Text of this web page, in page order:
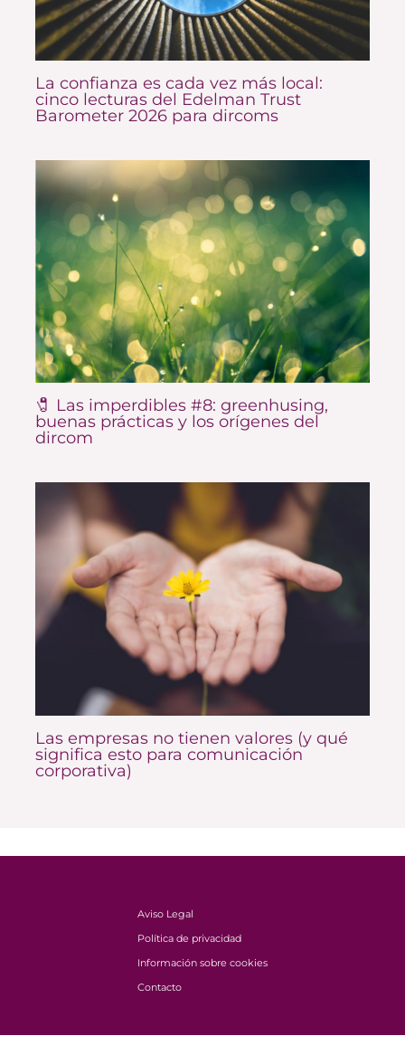
La confianza es cada vez más local:
cinco lecturas del Edelman Trust
Barometer 2026 para dircoms
🧷 Las imperdibles #8: greenhusing,
buenas prácticas y los orígenes del
dircom
Las empresas no tienen valores (y qué
significa esto para comunicación
corporativa)
Aviso Legal
Política de privacidad
Información sobre cookies
Contacto